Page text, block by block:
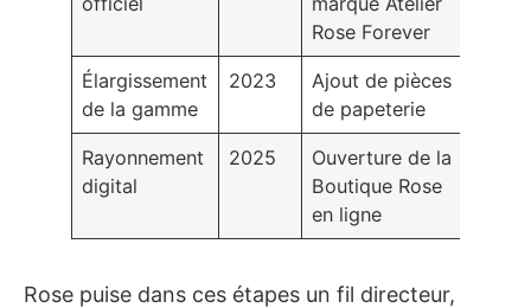
Rose Forever
Élargissement
de la gamme
2023
Ajout de pièces
de papeterie
Rayonnement
digital
2025
Ouverture de la
Boutique Rose
en ligne
Rose puise dans ces étapes un fil directeur,